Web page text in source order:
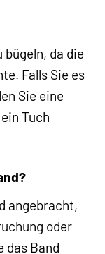
bügeln, da die
Falls Sie es
Sie eine
Tuch
angebracht,
oder
das Band